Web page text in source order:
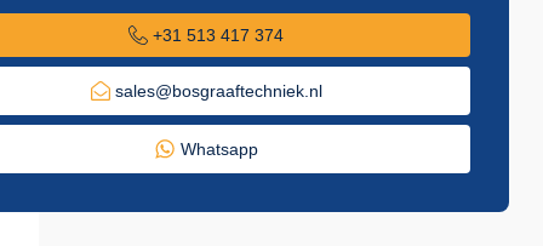
+31 513 417 374
sales@bosgraaftechniek.nl
Whatsapp